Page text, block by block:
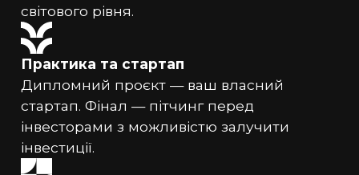
світового рівня.
Практика та стартап
Дипломний проєкт — ваш власний
стартап. Фінал — пітчинг перед
інвесторами з можливістю залучити
інвестиції.